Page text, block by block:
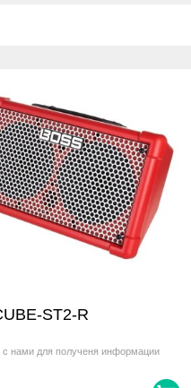
ST2-R
с нами для полученя информации